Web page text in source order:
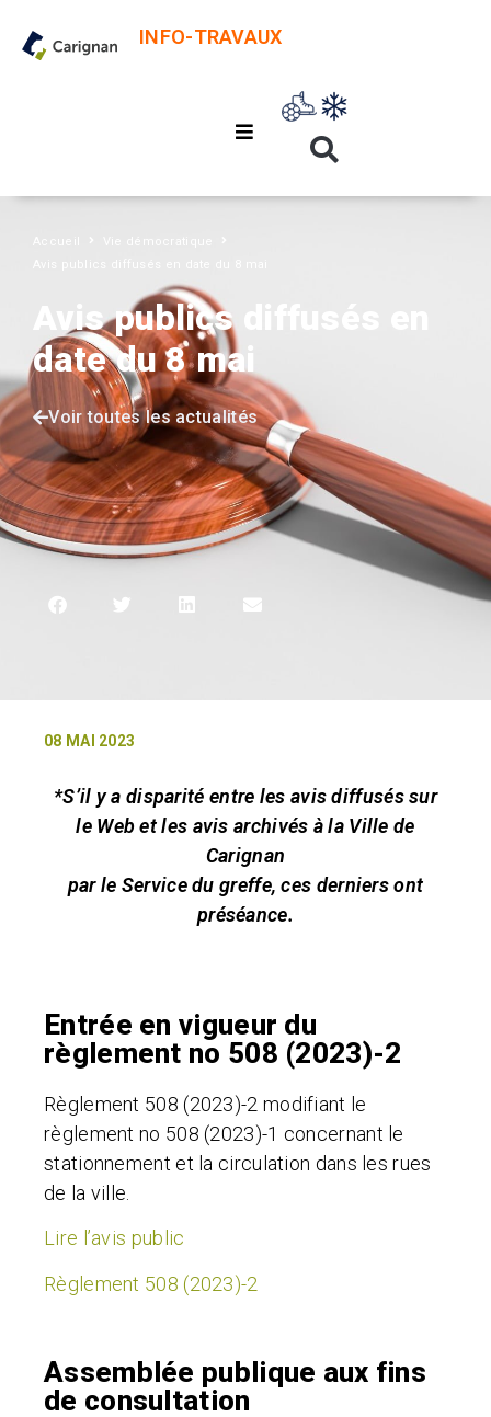
INFO-TRAVAUX
Avis publics diffusés en
date du 8 mai
Voir toutes les actualités
08 MAI 2023
*S’il y a disparité entre les avis diffusés sur
le Web et les avis archivés à la Ville de
Carignan
par le Service du greffe, ces derniers ont
préséance.
Entrée en vigueur du
règlement no 508 (2023)-2
Règlement 508 (2023)-2 modifiant le
règlement no 508 (2023)-1 concernant le
stationnement et la circulation dans les rues
de la ville.
Lire l’avis public
Règlement 508 (2023)-2
Assemblée publique aux fins
de consultation